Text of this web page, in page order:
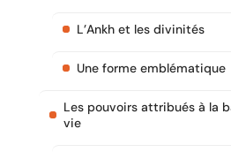
L’Ankh et les divinités
Une forme emblématique
Les pouvoirs attribués à la
vie